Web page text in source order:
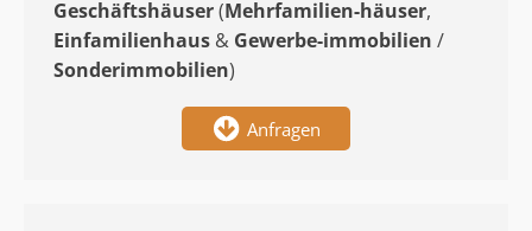
Geschäftshäuser(Mehrfamilien-häuser,
Einfamilienhaus & Gewerbe-immobilien /
Sonderimmobilien)
Anfragen